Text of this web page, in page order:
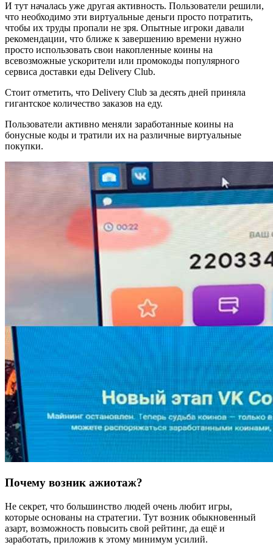
И тут началась уже другая активность. Пользователи решили,
что необходимо эти виртуальные деньги просто потратить,
чтобы их труды пропали не зря. Опытные игроки давали
рекомендации, что ближе к завершению времени нужно
просто использовать свои накопленные коины на
всевозможные ускорители или промокоды популярного
сервиса доставки еды Delivery Club.
Стоит отметить, что Delivery Club за десять дней приняла
гигантское количество заказов на еду.
Пользователи активно меняли заработанные коины на
бонусные коды и тратили их на различные виртуальные
покупки.
Почему возник ажиотаж?
Не секрет, что большинство людей очень любит игры,
которые основаны на стратегии. Тут возник обыкновенный
азарт, возможность повысить свой рейтинг, да ещё и
заработать, приложив к этому минимум усилий.